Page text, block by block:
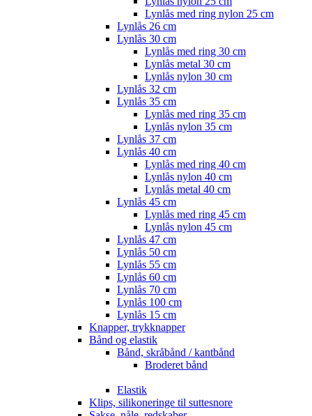
Lynlås med ring nylon 25 cm
Lynlås 26 cm
Lynlås 30 cm
Lynlås med ring 30 cm
Lynlås metal 30 cm
Lynlås nylon 30 cm
Lynlås 32 cm
Lynlås 35 cm
Lynlås med ring 35 cm
Lynlås nylon 35 cm
Lynlås 37 cm
Lynlås 40 cm
Lynlås med ring 40 cm
Lynlås nylon 40 cm
Lynlås metal 40 cm
Lynlås 45 cm
Lynlås med ring 45 cm
Lynlås nylon 45 cm
Lynlås 47 cm
Lynlås 50 cm
Lynlås 55 cm
Lynlås 60 cm
Lynlås 70 cm
Lynlås 100 cm
Lynlås 15 cm
Knapper, trykknapper
Bånd og elastik
Bånd, skråbånd / kantbånd
Broderet bånd
Elastik
Klips, silikoneringe til suttesnore